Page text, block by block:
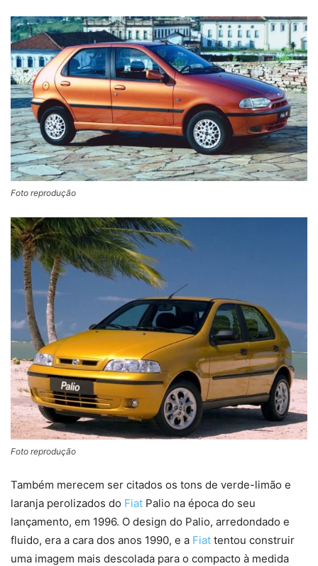
Foto reprodução
Foto reprodução
Também merecem ser citados os tons de verde-limão e
laranja perolizados do Fiat Palio na época do seu
lançamento, em 1996. O design do Palio, arredondado e
fluido, era a cara dos anos 1990, e a Fiat tentou construir
uma imagem mais descolada para o compacto à medida